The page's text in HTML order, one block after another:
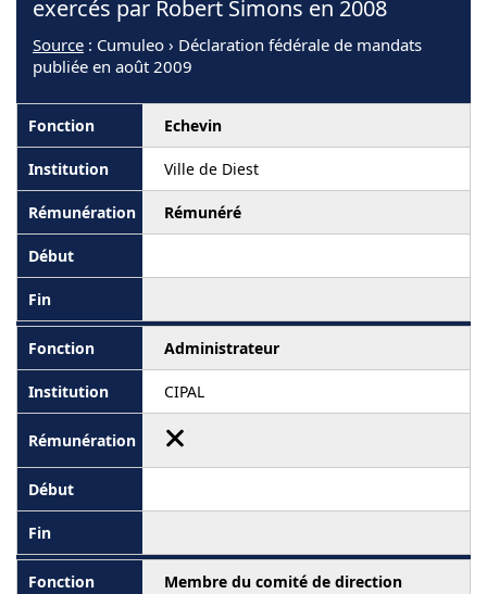
exercés par Robert Simons en 2008
Source : Cumuleo › Déclaration fédérale de mandats
publiée en août 2009
Echevin
Ville de Diest
Rémunéré
Administrateur
CIPAL
Membre du comité de direction